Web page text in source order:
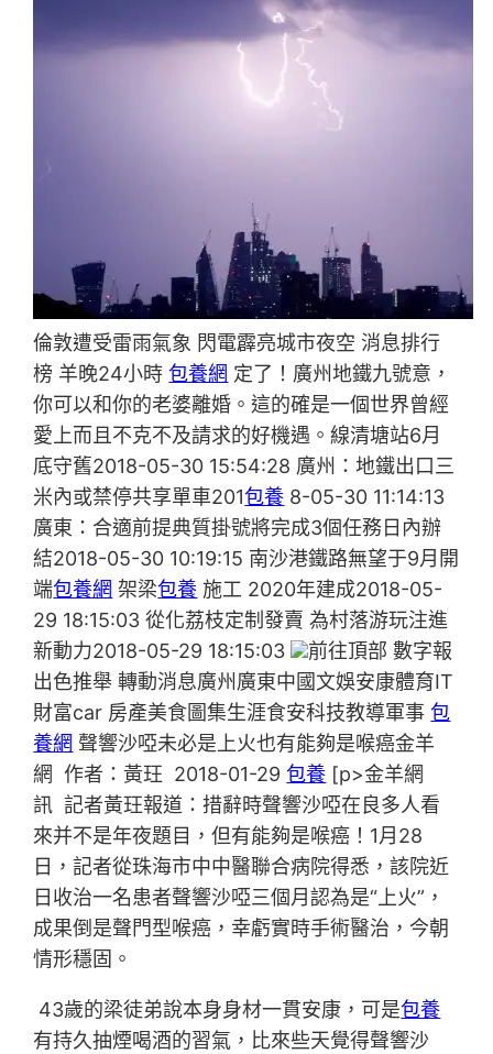
倫敦遭受雷雨氣象 閃電霹亮城市夜空 消息排行
榜 羊晚24小時包養網 定了！廣州地鐵九號意，
你可以和你的老婆離婚。這的確是一個世界曾經
愛上而且不克不及請求的好機遇。線清塘站6月
底守舊2018-05-30 15:54:28 廣州：地鐵出口三
米內或禁停共享單車201包養 8-05-30 11:14:13
廣東：合適前提典質掛號將完成3個任務日內辦
結2018-05-30 10:19:15 南沙港鐵路無望于9月開
端包養網 架梁包養 施工 2020年建成2018-05-
29 18:15:03 從化荔枝定制發賣 為村落游玩注進
新動力2018-05-29 18:15:03
前往頂部 數字報
出色推舉 轉動消息廣州廣東中國文娛安康體育IT
財富car 房產美食圖集生涯食安科技教導軍事包
養網 聲響沙啞未必是上火也有能夠是喉癌金羊
網 作者：黃玨 2018-01-29包養 [p>金羊網
訊 記者黃玨報道：措辭時聲響沙啞在良多人看
來并不是年夜題目，但有能夠是喉癌！1月28
日，記者從珠海市中中醫聯合病院得悉，該院近
日收治一名患者聲響沙啞三個月認為是“上火”，
成果倒是聲門型喉癌，幸虧實時手術醫治，今朝
情形穩固。
43歲的梁徒弟說本身身材一貫安康，可是包養
有持久抽煙喝酒的習氣，比來些天覺得聲響沙